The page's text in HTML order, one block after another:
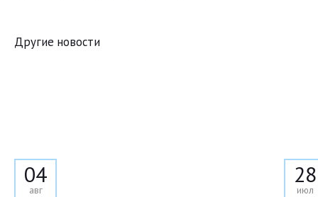
Другие новости
04
авг
28
июл